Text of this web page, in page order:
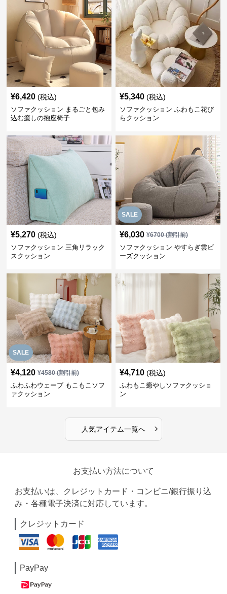
¥6,420 (税込)
ソファクッション まるごと包み
込む癒しの抱座椅子
¥5,340 (税込)
ソファクッション ふわもこ花び
らクッション
¥5,270 (税込)
ソファクッション 三角リラック
スクッション
SALE
¥6,030 ¥6700(割引前)
ソファクッション やすらぎ雲ビ
ーズクッション
SALE
¥4,120 ¥4580(割引前)
ふわふわウェーブ もこもこソフ
ァクッション
¥4,710 (税込)
ふわもこ癒やしソファクッショ
ン
人気アイテム一覧へ ›
お支払い方法について
お支払いは、クレジットカード・コンビニ/銀行振り込
み・各種電子決済に対応しています。
クレジットカード
PayPay